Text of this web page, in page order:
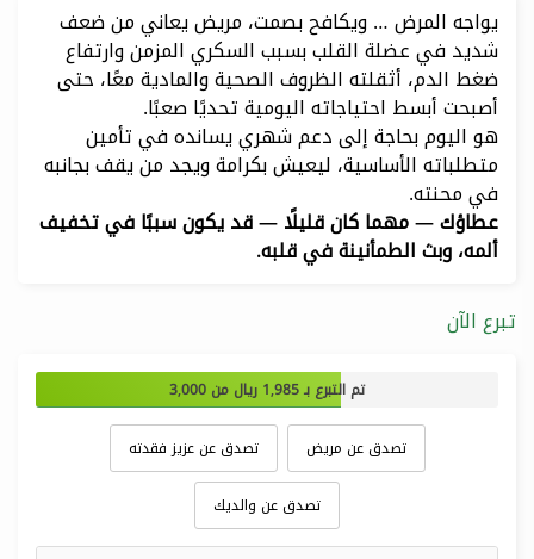
يواجه المرض … ويكافح بصمت، مريض يعاني من ضعف
شديد في عضلة القلب بسبب السكري المزمن وارتفاع
ضغط الدم، أثقلته الظروف الصحية والمادية معًا، حتى
أصبحت أبسط احتياجاته اليومية تحديًا صعبًا.
هو اليوم بحاجة إلى دعم شهري يسانده في تأمين
متطلباته الأساسية، ليعيش بكرامة ويجد من يقف بجانبه
في محنته.
عطاؤك — مهما كان قليلًا — قد يكون سببًا في تخفيف
ألمه، وبث الطمأنينة في قلبه.
تبرع الآن
تم التبرع بـ1,985 ريال من 3,000
تصدق عن مريض تصدق عن عزيز فقدته
تصدق عن والديك